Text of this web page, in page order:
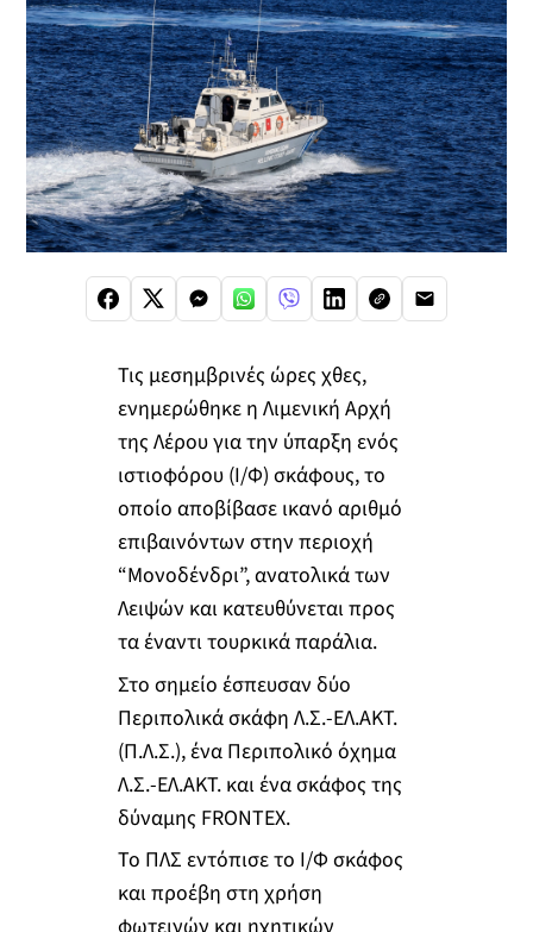
Τις μεσημβρινές ώρες χθες,
ενημερώθηκε η Λιμενική Αρχή
της Λέρου για την ύπαρξη ενός
ιστιοφόρου (Ι/Φ) σκάφους, το
οποίο αποβίβασε ικανό αριθμό
επιβαινόντων στην περιοχή
“Μονοδένδρι”, ανατολικά των
Λειψών και κατευθύνεται προς
τα έναντι τουρκικά παράλια.
Στο σημείο έσπευσαν δύο
Περιπολικά σκάφη Λ.Σ.-ΕΛ.ΑΚΤ.
(Π.Λ.Σ.), ένα Περιπολικό όχημα
Λ.Σ.-ΕΛ.ΑΚΤ. και ένα σκάφος της
δύναμης FRONTEΧ.
Το ΠΛΣ εντόπισε το Ι/Φ σκάφος
και προέβη στη χρήση